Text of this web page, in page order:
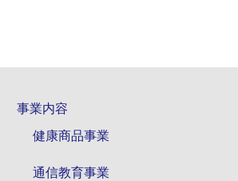
事業内容
健康商品事業
通信教育事業